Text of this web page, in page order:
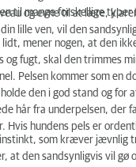
til mange forskellige
og evne til at lære,
lille ven, vil den
mener nogen, at den
og fugt, skal den trimmes
Pelsen kommer som en
den i god stand og
hår fra underpelsen, der
Hvis hundens pels er
som kræver jævnlig
at den sandsynligvis vil